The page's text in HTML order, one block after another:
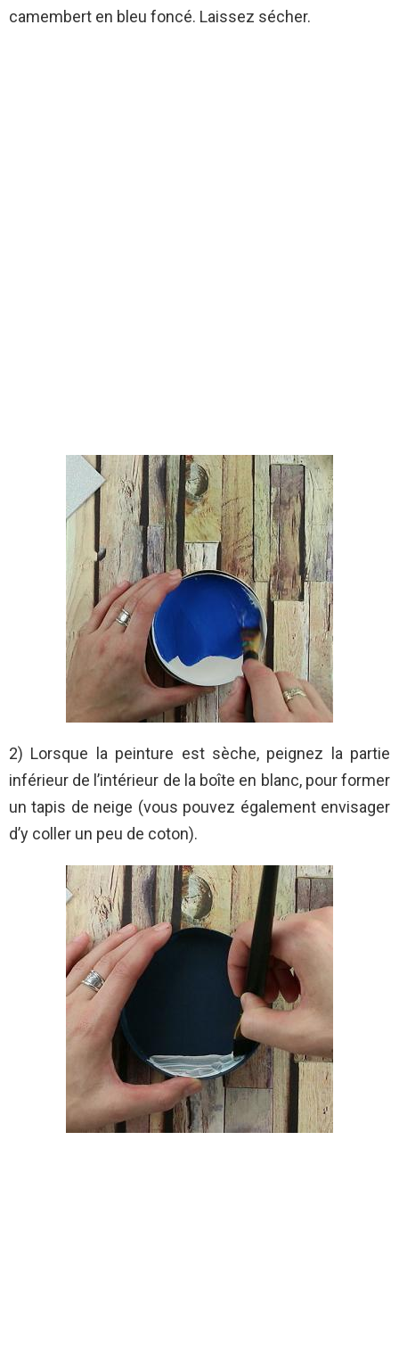
camembert en bleu foncé. Laissez sécher.
2) Lorsque la peinture est sèche, peignez la partie
inférieur de l’intérieur de la boîte en blanc, pour former
un tapis de neige (vous pouvez également envisager
d’y coller un peu de coton).